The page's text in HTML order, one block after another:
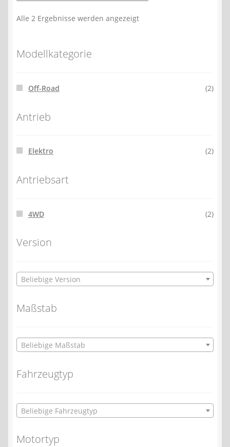
Alle 2 Ergebnisse werden angezeigt
Modellkategorie
Off-Road (2)
Antrieb
Elektro (2)
Antriebsart
4WD (2)
Version
Beliebige Version
Maßstab
Beliebige Maßstab
Fahrzeugtyp
Beliebige Fahrzeugtyp
Motortyp